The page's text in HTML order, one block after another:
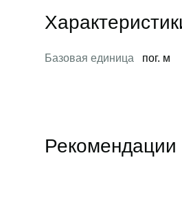
Базовая единица пог. м
Рекомендации